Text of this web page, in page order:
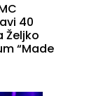
40
Željko
“Made